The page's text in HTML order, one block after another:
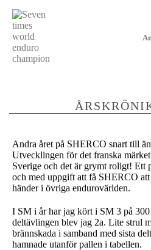
Andra året på SHERCO snart till
Utvecklingen för det franska
Sverige och det är grymt roligt! Ett
och med uppgift att få SHERCO
händer i övriga endurovärlden.
I SM i år har jag kört i SM 3 på
deltävlingen blev jag 2a. Lite strul
brännskada i samband med sista
hamnade utanför pallen i tabellen.